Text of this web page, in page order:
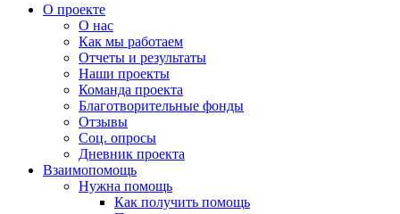
О проекте
О нас
Как мы работаем
Отчеты и результаты
Наши проекты
Команда проекта
Благотворительные фонды
Отзывы
Соц. опросы
Дневник проекта
Взаимопомощь
Нужна помощь
Как получить помощь